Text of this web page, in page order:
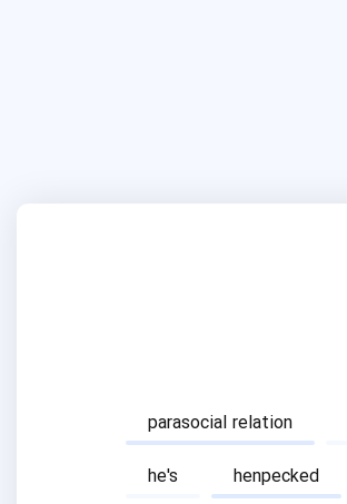
parasocial relation
he's
henpecked